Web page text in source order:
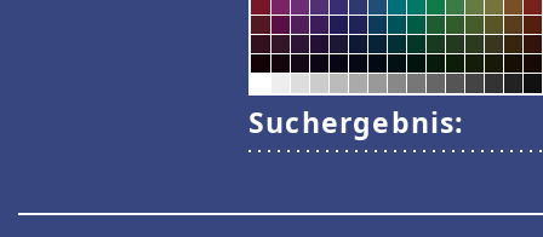
Suchergebnis: